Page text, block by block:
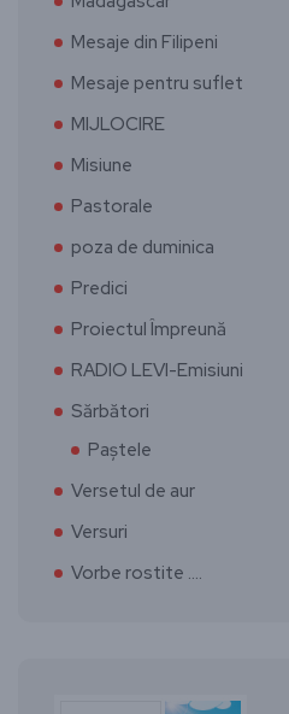
Mesaje din Filipeni
Mesaje pentru suflet
MIJLOCIRE
Misiune
Pastorale
poza de duminica
Predici
Proiectul Împreună
RADIO LEVI-Emisiuni
Sărbători
Paștele
Versetul de aur
Versuri
Vorbe rostite ….